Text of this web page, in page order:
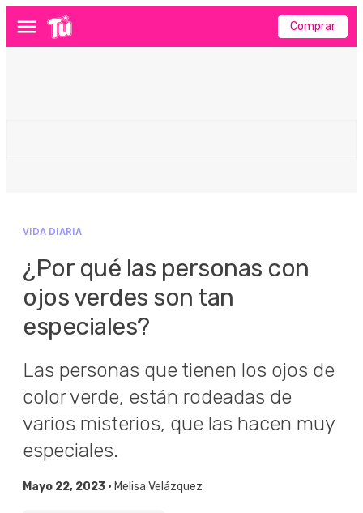
Menú Comprar
VIDA DIARIA
¿Por qué las personas con
ojos verdes son tan
especiales?
Las personas que tienen los ojos de
color verde, están rodeadas de
varios misterios, que las hacen muy
especiales.
Mayo 22, 2023 • Melisa Velázquez